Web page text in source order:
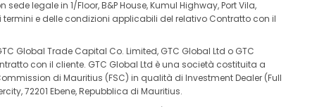
legale in 1/Floor, B&P House, Kumul Highway, Port Vila,
e delle condizioni applicabili del relativo Contratto con il
Global Trade Capital Co. Limited, GTC Global Ltd o GTC
con il cliente. GTC Global Ltd è una società costituita a
di Mauritius (FSC) in qualità di Investment Dealer (Full
72201 Ebene, Repubblica di Mauritius.